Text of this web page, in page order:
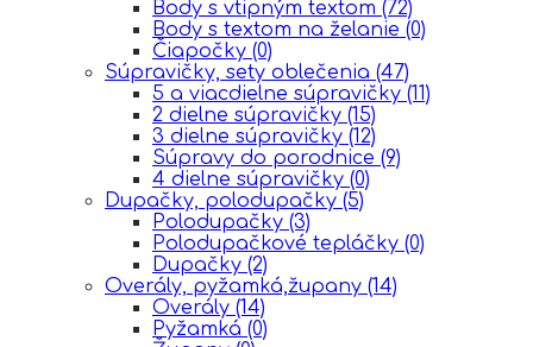
Body s vtipným textom (72)
Body s textom na želanie (0)
Čiapočky (0)
Súpravičky, sety oblečenia (47)
5 a viacdielne súpravičky (11)
2 dielne súpravičky (15)
3 dielne súpravičky (12)
Súpravy do porodnice (9)
4 dielne súpravičky (0)
Dupačky, polodupačky (5)
Polodupačky (3)
Polodupačkové tepláčky (0)
Dupačky (2)
Overály, pyžamká,župany (14)
Overály (14)
Pyžamká (0)